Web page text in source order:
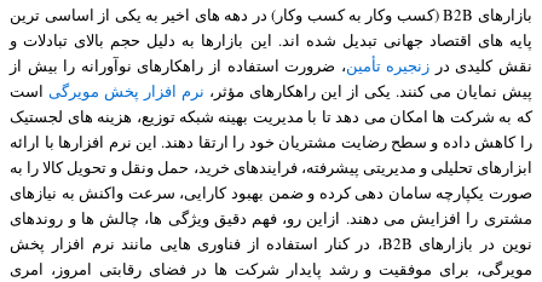
بازارهای B2B (کسب وکار به کسب وکار) در دهه های اخیر به یکی از اساسی ترین
پایه های اقتصاد جهانی تبدیل شده اند. این بازارها به دلیل حجم بالای تبادلات و
نقش کلیدی در زنجیره تأمین، ضرورت استفاده از راهکارهای نوآورانه را بیش از
پیش نمایان می کنند. یکی از این راهکارهای مؤثر، نرم افزار پخش مویرگیاست
که به شرکت ها امکان می دهد تا با مدیریت بهینه شبکه توزیع، هزینه های لجستیک
را کاهش داده و سطح رضایت مشتریان خود را ارتقا دهند. این نرم افزارها با ارائه
ابزارهای تحلیلی و مدیریتی پیشرفته، فرایندهای خرید، حمل ونقل و تحویل کالا را به
صورت یکپارچه سامان دهی کرده و ضمن بهبود کارایی، سرعت واکنش به نیازهای
مشتری را افزایش می دهند. ازاین رو، فهم دقیق ویژگی ها، چالش ها و روندهای
نوین در بازارهای B2B، در کنار استفاده از فناوری هایی مانند نرم افزار پخش
مویرگی، برای موفقیت و رشد پایدار شرکت ها در فضای رقابتی امروز، امری